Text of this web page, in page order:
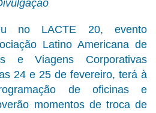
no LACTE 20, evento
Latino Americana de
e Viagens Corporativas
24 e 25 de fevereiro, terá à
de oficinas e
momentos de troca de